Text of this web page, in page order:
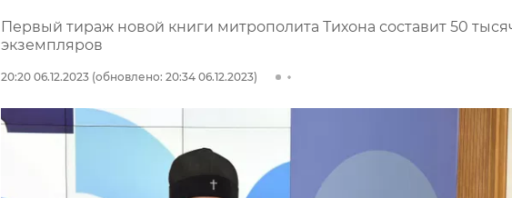
Первый тираж новой книги митрополита Тихона составит 50
экземпляров
20:20 06.12.2023 (обновлено: 20:34 06.12.2023)